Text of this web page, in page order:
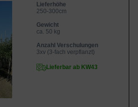
Lieferhöhe
250-300cm
Gewicht
ca. 50 kg
Anzahl Verschulungen
3xv (3-fach verpflanzt)
Lieferbar ab KW43